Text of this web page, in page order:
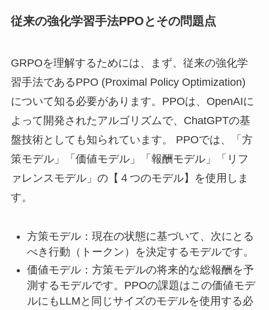
従来の強化学習手法PPOとその問題点
GRPOを理解するためには、まず、従来の強化学
習手法であるPPO (Proximal Policy Optimization)
について知る必要があります。PPOは、OpenAIに
よって開発されたアルゴリズムで、ChatGPTの基
盤技術としても知られています。 PPOでは、「方
策モデル」「価値モデル」「報酬モデル」「リフ
ァレンスモデル」の【４つのモデル】を使用しま
す。
方策モデル：現在の状態に基づいて、次にとる
べき行動（トークン）を決定するモデルです。
価値モデル：方策モデルの将来的な総報酬を予
測するモデルです。PPOの課題はこの価値モデ
ルにもLLMと同じサイズのモデルを使用する必